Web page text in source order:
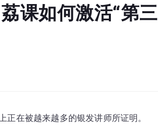
品牌定位
荔课是什么平台
小程序端入口
抖音/快手/微信视频号
课如何激活“第三
在被越来越多的银发讲师所证明。